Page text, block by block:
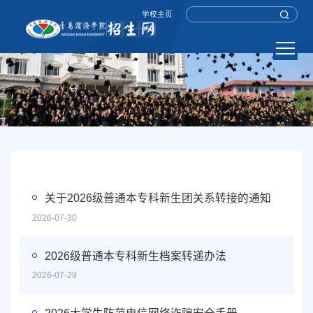
学校主页
关于2026级普通本专科新生团关系转接的通知
2026-07-30
2026级普通本专科新生档案转递办法
2026-07-29